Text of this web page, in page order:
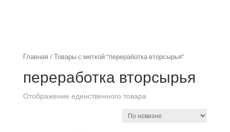
Главная / Товары с меткой “переработка вторсырья”
переработка вторсырья
Отображение единственного товара